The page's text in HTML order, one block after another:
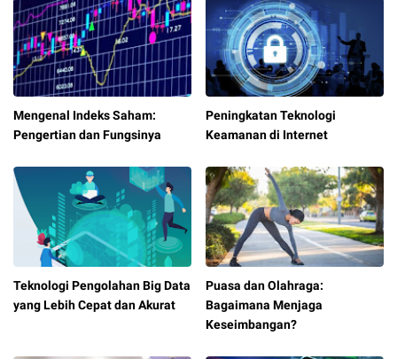
Mengenal Indeks Saham:
Pengertian dan Fungsinya
Peningkatan Teknologi
Keamanan di Internet
Teknologi Pengolahan Big Data
yang Lebih Cepat dan Akurat
Puasa dan Olahraga:
Bagaimana Menjaga
Keseimbangan?